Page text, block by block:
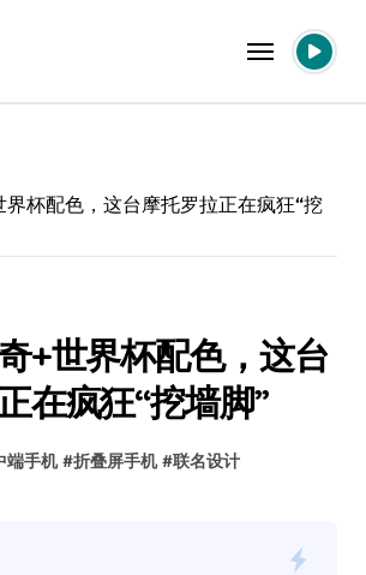
界杯配色，这台摩托罗拉正在疯狂“挖
+世界杯配色，这台
在疯狂“挖墙脚”
端手机 #折叠屏手机 #联名设计